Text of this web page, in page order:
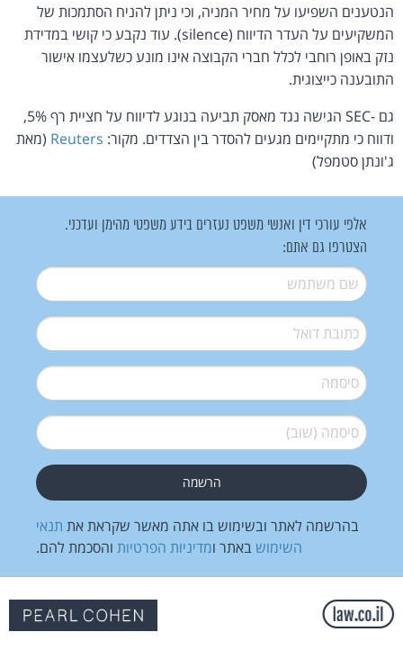
הנטענים השפיעו על מחיר המניה, וכי ניתן להניח הסתמכות של
המשקיעים על העדר הדיווח (silence). עוד נקבע כי קושי במדידת
נזק באופן רוחבי לכלל חברי הקבוצה אינו מונע כשלעצמו אישור
התובענה כייצוגית.
גם -SEC הגישה נגד מאסק תביעה בנוגע לדיווח על חציית רף 5%,
ודווח כי מתקיימים מגעים להסדר בין הצדדים. מקור: Reuters (מאת
ג'ונתן סטמפל)
אלפי עורכי דין ואנשי משפט נעזרים בידע משפטי מהימן ועדכני.
הצטרפו גם אתם:
שם משתמש*
דואל*
סיסמה*
סיסמה (שוב)*
בהרשמה לאתר ובשימוש בו אתה מאשר שקראת את תנאי
השימוש באתר ומדיניות הפרטיות והסכמת להם.